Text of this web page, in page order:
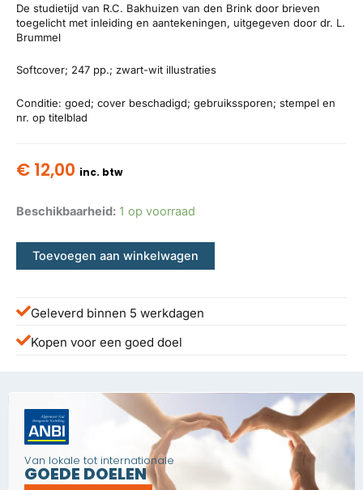
De studietijd van R.C. Bakhuizen van den Brink door brieven
toegelicht met inleiding en aantekeningen, uitgegeven door dr. L.
Brummel
Softcover; 247 pp.; zwart-wit illustraties
Conditie: goed; cover beschadigd; gebruikssporen; stempel en
nr. op titelblad
€ 12,00 inc. btw
Beschikbaarheid: 1 op voorraad
Toevoegen aan winkelwagen
Geleverd binnen 5 werkdagen
Kopen voor een goed doel
Van lokale tot internationale
GOEDE DOELEN